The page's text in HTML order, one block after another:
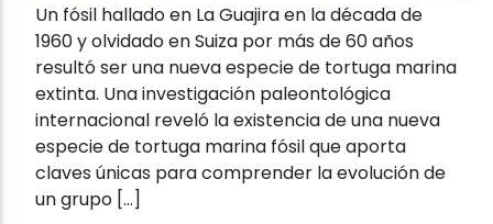
Un fósil hallado en La Guajira en la década de
1960 y olvidado en Suiza por más de 60 años
resultó ser una nueva especie de tortuga marina
extinta. Una investigación paleontológica
internacional reveló la existencia de una nueva
especie de tortuga marina fósil que aporta
claves únicas para comprender la evolución de
un grupo […]